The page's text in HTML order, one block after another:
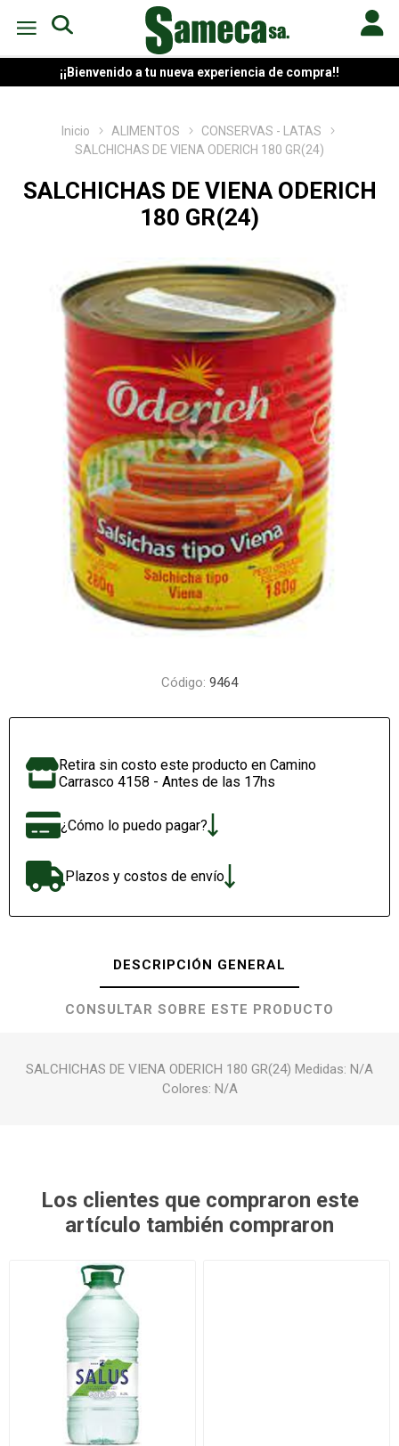
¡¡Bienvenido a tu nueva experiencia de compra!!
Inicio ALIMENTOS
CONSERVAS - LATAS
SALCHICHAS DE VIENA ODERICH 180 GR(24)
SALCHICHAS DE VIENA ODERICH
180 GR(24)
Código: 9464
Retira sin costo este producto en Camino
Carrasco 4158 - Antes de las 17hs
¿Cómo lo puedo pagar?
Plazos y costos de envío
DESCRIPCIÓN GENERAL
CONSULTAR SOBRE ESTE PRODUCTO
SALCHICHAS DE VIENA ODERICH 180 GR(24) Medidas: N/A
Colores: N/A
Los clientes que compraron este
artículo también compraron